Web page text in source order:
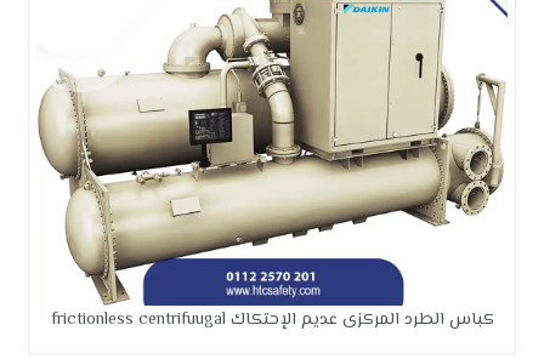
كباس الطرد المركزى عديم الإحتكاك frictionless centrifuugal